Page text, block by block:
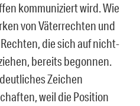
kommuniziert wird. Wie
von Väterrechten und
die sich auf nicht-
bereits begonnen.
Zeichen
weil die Position